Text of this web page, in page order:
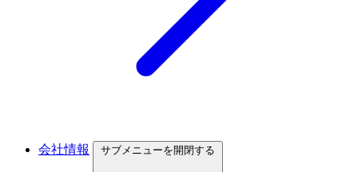
会社情報 サブメニューを開閉する